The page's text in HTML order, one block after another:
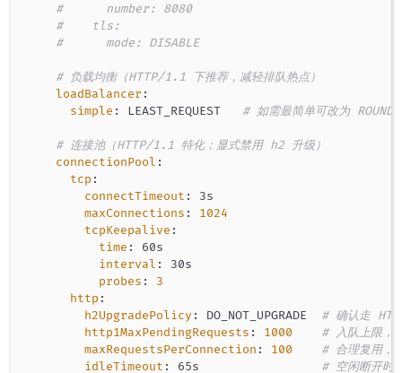
#      number: 8080
#    tls:
#      mode: DISABLE
# 负载均衡（HTTP/1.1 下推荐，减轻排队热点）
loadBalancer :
simple : LEAST_REQUEST # 如需最简单可改为
# 连接池（HTTP/1.1 特化；显式禁用 h2 升级）
connectionPool :
tcp :
connectTimeout :
3s
maxConnections :
1024
tcpKeepalive :
time :
60s
interval :
30s
probes :
3
http :
h2UpgradePolicy : DO_NOT_UPGRADE # 确认走
http1MaxPendingRequests : 1000
# 入队上限，
maxRequestsPerConnection : 100
# 合理复用，
idleTimeout : 65s # 空闲断开时